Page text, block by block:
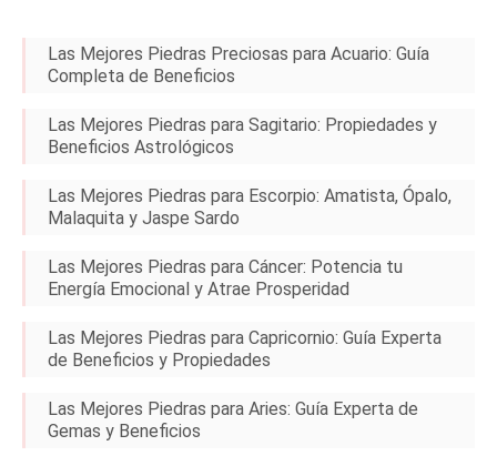
Las Mejores Piedras Preciosas para Acuario: Guía
Completa de Beneficios
Las Mejores Piedras para Sagitario: Propiedades y
Beneficios Astrológicos
Las Mejores Piedras para Escorpio: Amatista, Ópalo,
Malaquita y Jaspe Sardo
Las Mejores Piedras para Cáncer: Potencia tu
Energía Emocional y Atrae Prosperidad
Las Mejores Piedras para Capricornio: Guía Experta
de Beneficios y Propiedades
Las Mejores Piedras para Aries: Guía Experta de
Gemas y Beneficios